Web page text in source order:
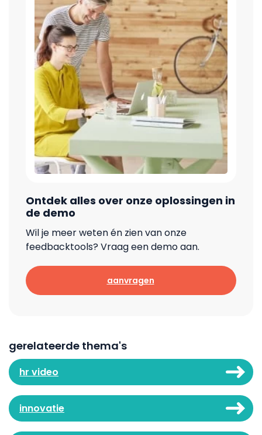
Ontdek alles over onze oplossingen in
de demo
Wil je meer weten én zien van onze
feedbacktools? Vraag een demo aan.
aanvragen
gerelateerde thema's
hr video
innovatie